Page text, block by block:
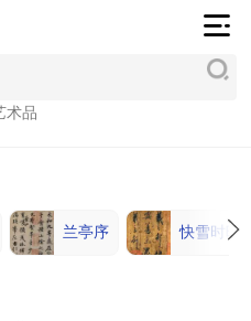
术品
兰亭序 快雪时晴